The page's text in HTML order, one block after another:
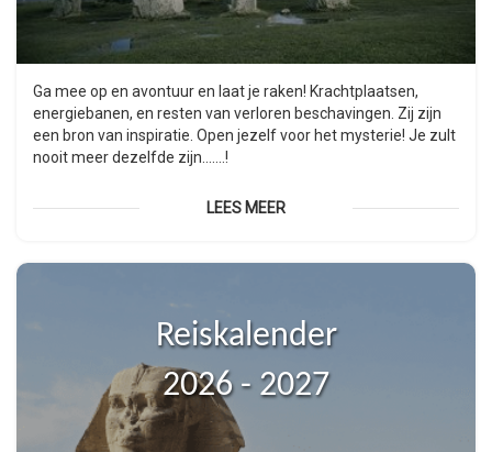
Ga mee op en avontuur en laat je raken! Krachtplaatsen,
energiebanen, en resten van verloren beschavingen. Zij zijn
een bron van inspiratie. Open jezelf voor het mysterie! Je zult
nooit meer dezelfde zijn…….!
LEES MEER
Reiskalender
2026 - 2027